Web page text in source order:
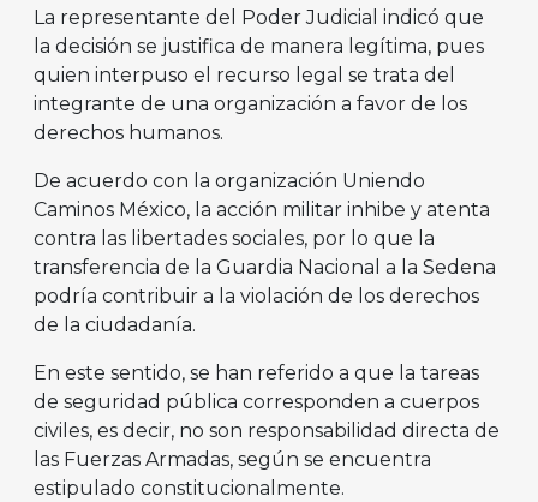
La representante del Poder Judicial indicó que
la decisión se justifica de manera legítima, pues
quien interpuso el recurso legal se trata del
integrante de una organización a favor de los
derechos humanos.
De acuerdo con la organización Uniendo
Caminos México, la acción militar inhibe y atenta
contra las libertades sociales, por lo que la
transferencia de la Guardia Nacional a la Sedena
podría contribuir a la violación de los derechos
de la ciudadanía.
En este sentido, se han referido a que la tareas
de seguridad pública corresponden a cuerpos
civiles, es decir, no son responsabilidad directa de
las Fuerzas Armadas, según se encuentra
estipulado constitucionalmente.